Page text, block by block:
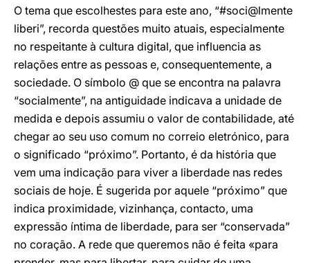
O tema que escolhestes para este ano, “#soci@lmente
liberi”, recorda questões muito atuais, especialmente
no respeitante à cultura digital, que influencia as
relações entre as pessoas e, consequentemente, a
sociedade. O símbolo @ que se encontra na palavra
“socialmente”, na antiguidade indicava a unidade de
medida e depois assumiu o valor de contabilidade, até
chegar ao seu uso comum no correio eletrónico, para
o significado “próximo”. Portanto, é da história que
vem uma indicação para viver a liberdade nas redes
sociais de hoje. É sugerida por aquele “próximo” que
indica proximidade, vizinhança, contacto, uma
expressão íntima de liberdade, para ser “conservada”
no coração. A rede que queremos não é feita «para